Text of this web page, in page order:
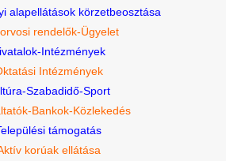
alapellátások körzetbeosztása
rendelők-Ügyelet
Intézmények
Intézmények
Szabadidő-Sport
Bankok-Közlekedés
támogatás
korúak ellátása